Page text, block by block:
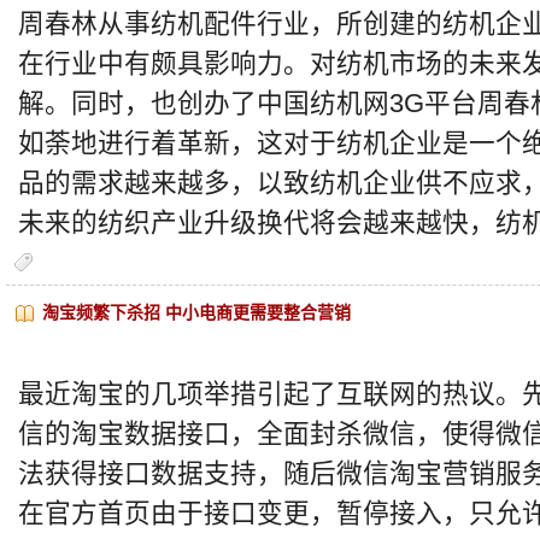
周春林从事纺机配件行业，所创建的纺机企
在行业中有颇具影响力。对纺机市场的未来
解。同时，也创办了中国纺机网3G平台周
如荼地进行着革新，这对于纺机企业是一个
品的需求越来越多，以致纺机企业供不应求
未来的纺织产业升级换代将会越来越快，纺
淘宝频繁下杀招 中小电商更需要整合营销
最近淘宝的几项举措引起了互联网的热议。
信的淘宝数据接口，全面封杀微信，使得微
法获得接口数据支持，随后微信淘宝营销服
在官方首页由于接口变更，暂停接入，只允